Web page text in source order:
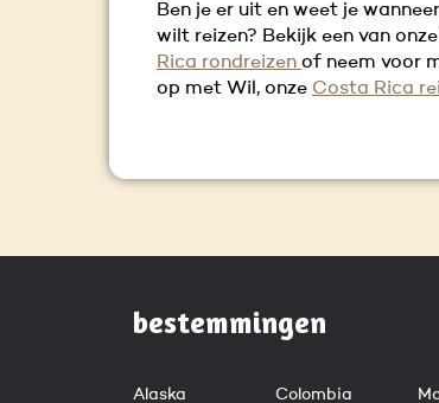
Ben je er uit en weet je
wilt reizen? Bekijk een van
Rica rondreizen of neem voor
op met Wil, onze Costa Rica
bestemmingen
Alaska Colombia